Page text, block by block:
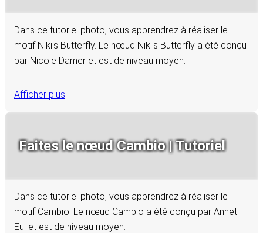
Dans ce tutoriel photo, vous apprendrez à réaliser le
motif Niki's Butterfly. Le nœud Niki's Butterfly a été conçu
par Nicole Damer et est de niveau moyen.
Afficher plus
Faites le nœud Cambio | Tutoriel
Dans ce tutoriel photo, vous apprendrez à réaliser le
motif Cambio. Le nœud Cambio a été conçu par Annet
Eul et est de niveau moyen.